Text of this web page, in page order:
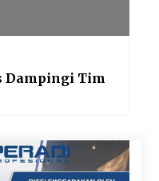
Dampingi Tim